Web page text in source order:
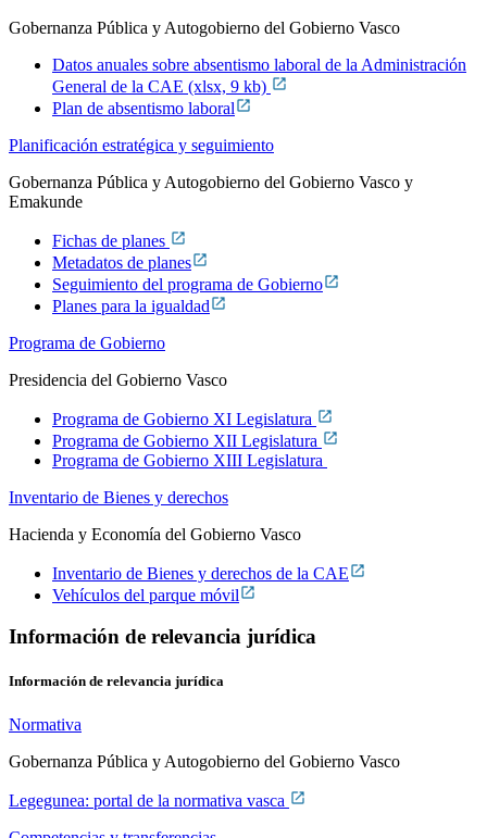
Gobernanza Pública y Autogobierno del Gobierno Vasco
Datos anuales sobre absentismo laboral de la Administración
General de la CAE (xlsx, 9 kb)
Plan de absentismo laboral
Planificación estratégica y seguimiento
Gobernanza Pública y Autogobierno del Gobierno Vasco y
Emakunde
Fichas de planes
Metadatos de planes
Seguimiento del programa de Gobierno
Planes para la igualdad
Programa de Gobierno
Presidencia del Gobierno Vasco
Programa de Gobierno XI Legislatura
Programa de Gobierno XII Legislatura
Programa de Gobierno XIII Legislatura
Inventario de Bienes y derechos
Hacienda y Economía del Gobierno Vasco
Inventario de Bienes y derechos de la CAE
Vehículos del parque móvil
Información de relevancia jurídica
Información de relevancia jurídica
Normativa
Gobernanza Pública y Autogobierno del Gobierno Vasco
Legegunea: portal de la normativa vasca